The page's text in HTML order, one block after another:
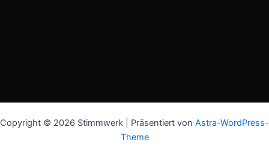
Copyright © 2026 Stimmwerk | Präsentiert von Astra-WordPress-
Theme